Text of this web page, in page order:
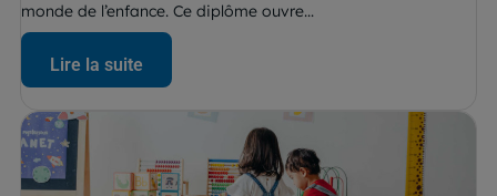
monde de l’enfance. Ce diplôme ouvre...
Lire la suite